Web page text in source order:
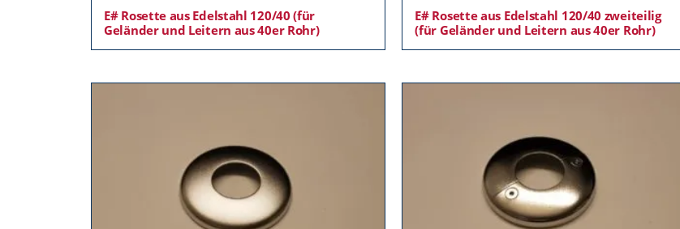
E# Rosette aus Edelstahl 120/40 (für
Geländer und Leitern aus 40er Rohr)
E# Rosette aus Edelstahl 120/40 zweiteilig
(für Geländer und Leitern aus 40er Rohr)